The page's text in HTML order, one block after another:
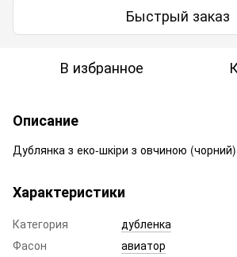
Быстрый заказ
В избранное
Описание
Дублянка з еко-шкіри з овчиною (чорний)
Характеристики
Категория
дубленка
Фасон
авиатор